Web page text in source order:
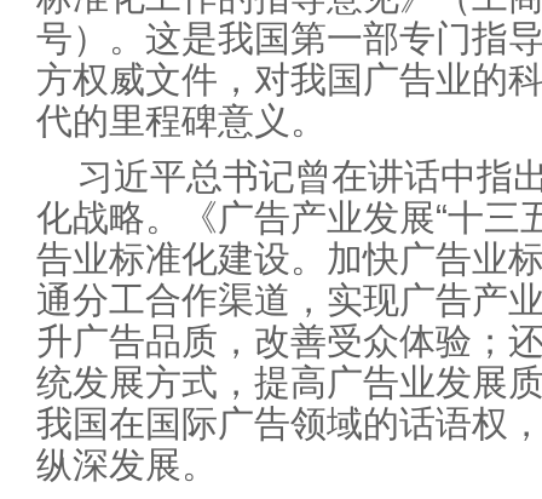
号）。这是我国第一部专门指
方权威文件，对我国广告业的
代的里程碑意义。
习近平总书记曾在讲话中指
化战略。《广告产业发展“十三
告业标准化建设。加快广告业
通分工合作渠道，实现广告产
升广告品质，改善受众体验；
统发展方式，提高广告业发展
我国在国际广告领域的话语权
纵深发展。